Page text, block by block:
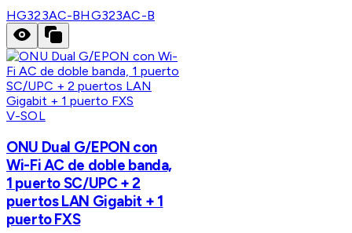
HG323AC-BHG323AC-B
V-SOL
ONU Dual G/EPON con
Wi-Fi AC de doble banda,
1 puerto SC/UPC + 2
puertos LAN Gigabit + 1
puerto FXS